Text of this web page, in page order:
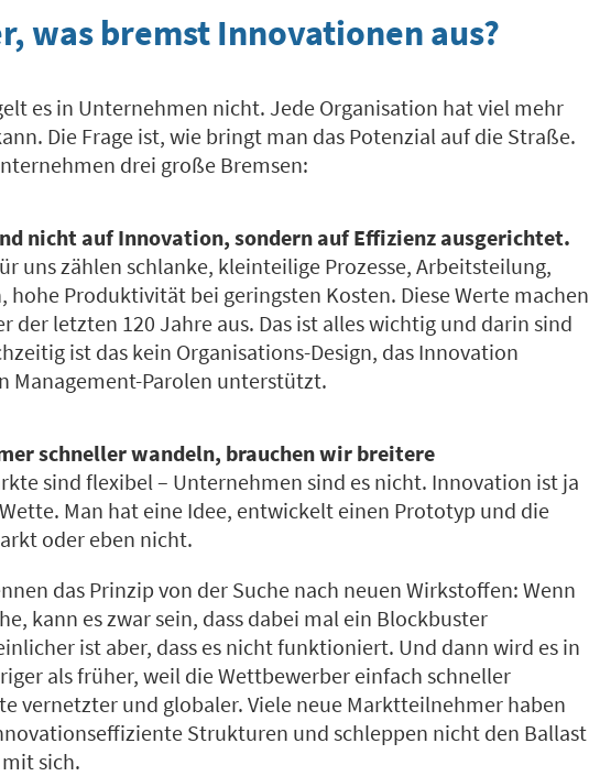
was bremst Innovationen aus?
es in Unternehmen nicht. Jede Organisation hat viel mehr
Die Frage ist, wie bringt man das Potenzial auf die Straße.
drei große Bremsen:
nicht auf Innovation, sondern auf Effizienz ausgerichtet.
uns zählen schlanke, kleinteilige Prozesse, Arbeitsteilung,
hohe Produktivität bei geringsten Kosten. Diese Werte machen
der letzten 120 Jahre aus. Das ist alles wichtig und darin sind
ist das kein Organisations-Design, das Innovation
Management-Parolen unterstützt.
schneller wandeln, brauchen wir breitere
sind flexibel – Unternehmen sind es nicht. Innovation ist ja
Man hat eine Idee, entwickelt einen Prototyp und die
oder eben nicht.
das Prinzip von der Suche nach neuen Wirkstoffen: Wenn
kann es zwar sein, dass dabei mal ein Blockbuster
ist aber, dass es nicht funktioniert. Und dann wird es in
als früher, weil die Wettbewerber einfach schneller
vernetzter und globaler. Viele neue Marktteilnehmer haben
Strukturen und schleppen nicht den Ballast
sich.